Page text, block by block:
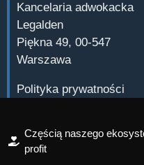
Kancelaria adwokacka
Legalden
Piękna 49, 00-547
Warszawa
Polityka prywatności
Częścią naszego
profit